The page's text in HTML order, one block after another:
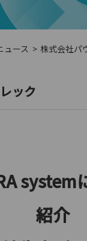
ュース 株式会社パ
レック
system
紹介